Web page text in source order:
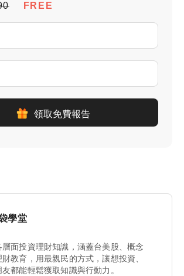
FREE
領取免費報告
學堂
面投資理財知識，涵蓋台美股、概念
教育，用最親民的方式，讓想投資、
都能輕鬆獲取知識與行動力。